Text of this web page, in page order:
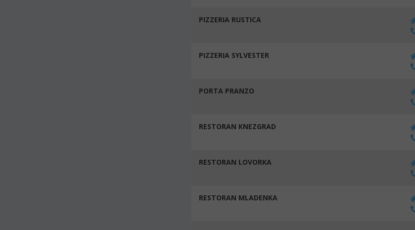
PIZZERIA RUSTICA
PIZZERIA SYLVESTER
PORTA PRANZO
RESTORAN KNEZGRAD
RESTORAN LOVORKA
RESTORAN MLADENKA